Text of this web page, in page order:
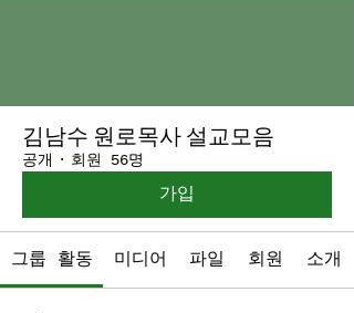
김남수 원로목사 설교모음
공개 · 회원 56명
가입
그룹 활동 미디어 파일 회원 소개